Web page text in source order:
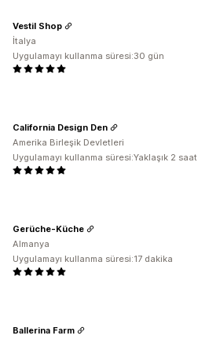
Vestil Shop
İtalya
Uygulamayı kullanma süresi:30 gün
California Design Den
Amerika Birleşik Devletleri
Uygulamayı kullanma süresi:Yaklaşık 2 saat
Gerüche-Küche
Almanya
Uygulamayı kullanma süresi:17 dakika
Ballerina Farm